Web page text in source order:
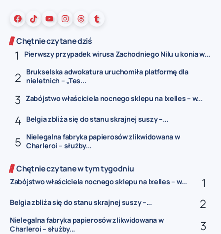
Chętnie czytane dziś
Pierwszy przypadek wirusa Zachodniego Nilu u konia w...
Brukselska adwokatura uruchomiła platformę dla
nieletnich – „Tes...
Zabójstwo właściciela nocnego sklepu na Ixelles – w...
Belgia zbliża się do stanu skrajnej suszy –...
Nielegalna fabryka papierosów zlikwidowana w
Charleroi – służby...
Chętnie czytane w tym tygodniu
Zabójstwo właściciela nocnego sklepu na Ixelles – w...
Belgia zbliża się do stanu skrajnej suszy –...
Nielegalna fabryka papierosów zlikwidowana w
Charleroi – służby...